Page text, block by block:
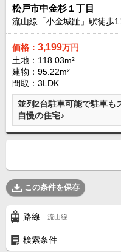
松戸市中金杉１丁目
流山線「小金城趾」駅徒歩
価格： 3,199万円
土地：118.03m²
建物：95.22m²
間取：3LDK
並列2台駐車可能で駐車も
自慢の住宅♪
この条件を保存
路線 流山線
検索条件
エリアから探す
路線から探す
土 地
エリアから探す
路線から探す
エリアから物件検索
松戸･柏方面エリア
松戸･柏方面エリアの土地
成田･銚子方面エリア
成田･銚子方面エリアの新築一戸建
成田･銚子方面エリアの中古一戸建
成田･銚子方面エリアのマンション
成田･銚子方面エリアの土地